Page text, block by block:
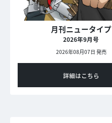
月刊ニュータイプ
2026年9月号
2026年08月07日 発売
詳細はこちら